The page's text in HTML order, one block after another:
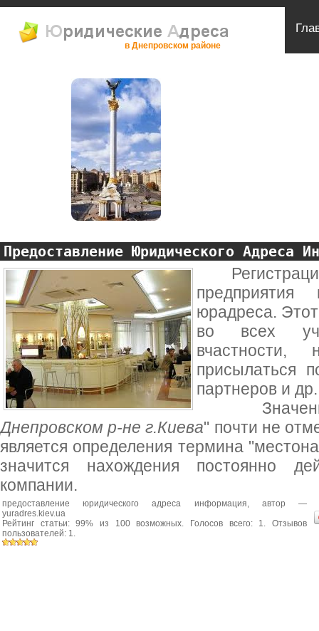
в Днепровском районе
Предоставление Юридического Адреса
Регистрация
юрадреса.
во всех
присылаться
партнеров и
Днепровском р-не г.Киева" почти не
является определения термина
значится нахождения постоянно
компании.
предоставление юридического адреса информация, автор —
yuradres.kiev.ua
Рейтинг статьи:99% из 100возможных. Голосов всего: 1. Отзывов
пользователей: 1.